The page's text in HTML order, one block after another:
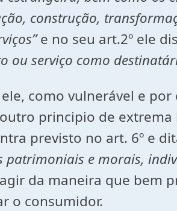
construção,
e no seu art.2º ele
ou serviço como
como vulnerável e por
principio de
previsto no art. 6º e
patrimoniais e morais,
da maneira que bem
o consumidor.